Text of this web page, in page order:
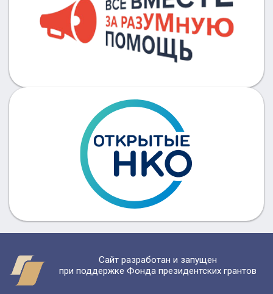
Сайт разработан и запущен
при поддержке Фонда президентских грантов